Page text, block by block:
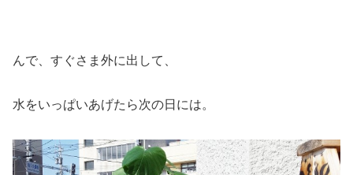
んで、すぐさま外に出して、
水をいっぱいあげたら次の日には。